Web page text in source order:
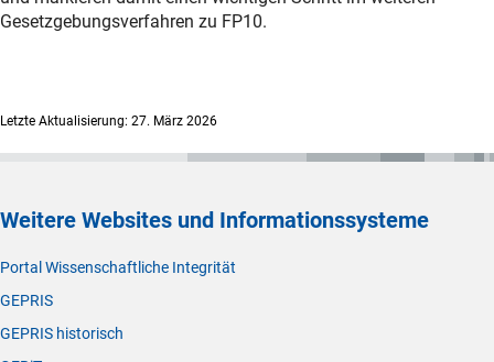
Gesetzgebungsverfahren zu FP10.
Letzte Aktualisierung: 27. März 2026
Weitere Websites und Informationssysteme
Portal Wissenschaftliche Integrität
GEPRIS
GEPRIS historisch